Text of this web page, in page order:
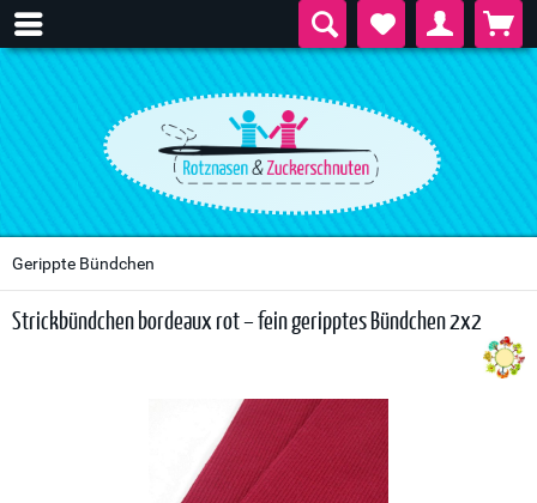
Gerippte Bündchen
Strickbündchen bordeaux rot – fein geripptes Bündchen 2x2